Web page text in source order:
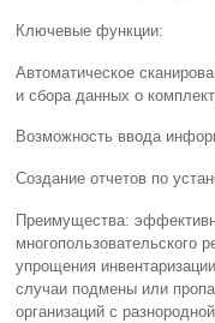
Ключевые функции:
Автоматическое
и сбора данных о
Возможность ввода
Создание отчетов по
Преимущества:
многопользовательского
упрощения
случаи подмены или
организаций с